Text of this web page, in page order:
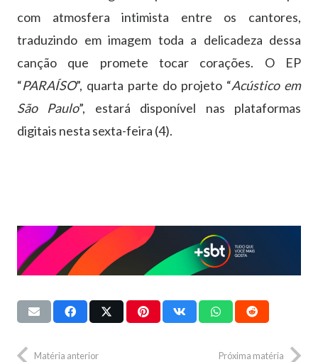
com atmosfera intimista entre os cantores,
traduzindo em imagem toda a delicadeza dessa
canção que promete tocar corações. O EP
“PARAÍSO”, quarta parte do projeto “Acústico em
São Paulo”, estará disponível nas plataformas
digitais nesta sexta-feira (4).
Matéria anterior Próxima matéria